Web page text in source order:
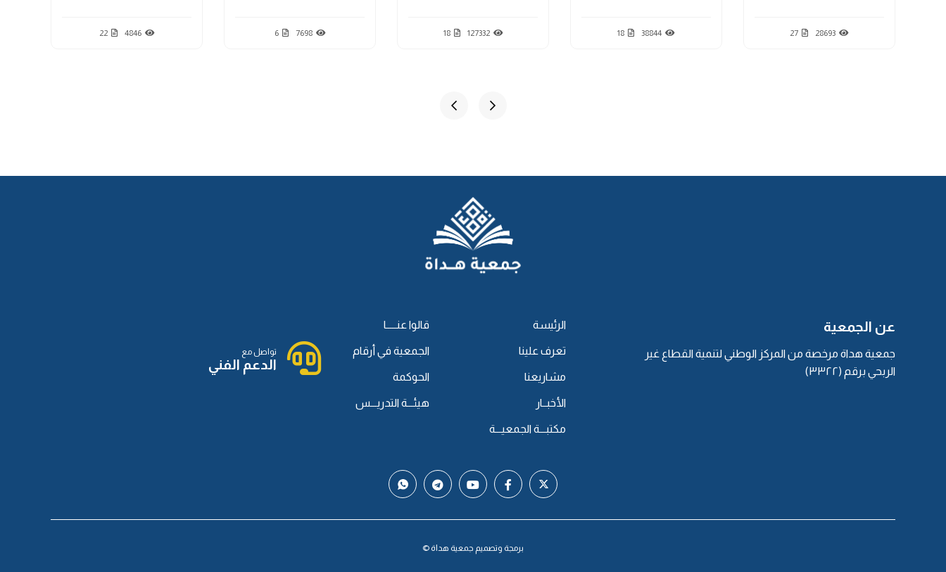
28693
27
38844
18
127332
18
7698
6
4846
22
عن الجمعية
جمعية هداة مرخصة من المركز الوطني لتنمية القطاع غير
الربحي برقم (٣٣٢٢)
الرئيسة
تعرف علينا
مشاريعنا
الأخبــار
مكتبـــة الجمعيـــة
قالوا عنـــــا
الجمعية في أرقام
الحوكمة
هيئـــة التدريـــس
تواصل مع
الدعم الفني
برمجة وتصميم جمعية هداة ©